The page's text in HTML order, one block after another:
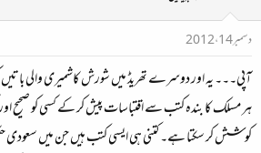
دسمبر 14، 2012
آپی۔۔۔ یہ اور دوسرے تھریڈ میں شورش کاشمیری والی
ہر مسلک کا بندہ کتب سے اقتباسات پیش کر کے کسی کو صحیح
کوشش کر سکتا ہے۔ کتنی ہی ایسی کتب ہیں جن میں سعودی